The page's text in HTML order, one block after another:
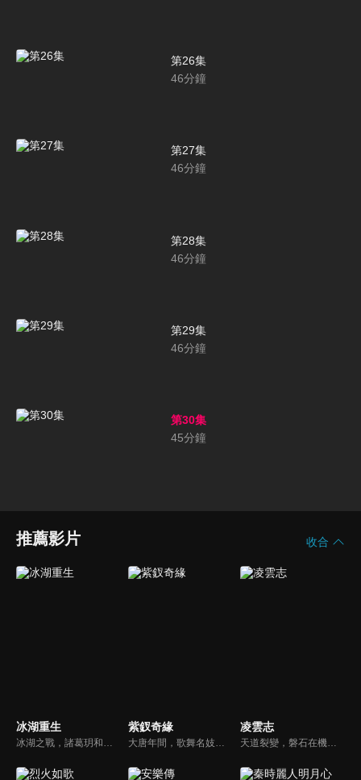
第26集
46分鐘
第27集
46分鐘
第28集
46分鐘
第29集
46分鐘
第30集
45分鐘
推薦影片 收合
冰湖重生 紫釵奇緣 凌雲志
天道裂變，磐石在機緣巧合下幻化成妖，與金絲雀成為摯友，歷經千辛萬苦終於拜瑤光洞解空祖師為師，更幸得同門弟子風鈴照顧。磐石和孤傲高冷的楊嵐引為知己，共同建設祁來山。天界以北宸元帥為首的天兵對萬妖趕盡殺絕，妖界奮起反抗，而這一切其實是由鴻蒙心魔入侵後的無極聖尊暗中操縱...